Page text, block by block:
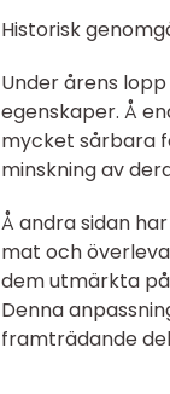
Historisk
Under årens
egenskaper. Å
mycket sårbara
minskning av
Å andra sidan
mat och
dem utmärkta
Denna
framträdande